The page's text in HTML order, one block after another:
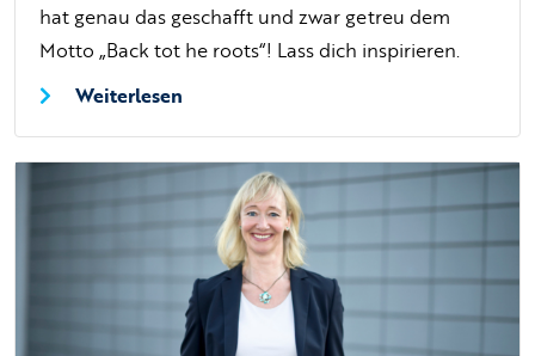
hat genau das geschafft und zwar getreu dem
Motto „Back tot he roots“! Lass dich inspirieren.
Weiterlesen